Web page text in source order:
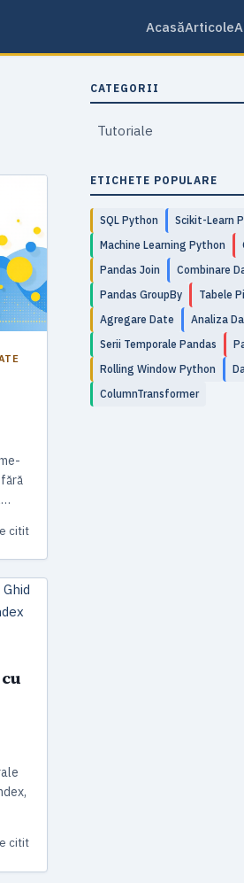
AcasăArticole
citit
citit
CATEGORII
Tutoriale
ETICHETE POPULARE
SQL Python
Scikit-Learn
Machine Learning Python
Pandas Join
Combinare
Pandas GroupBy
Tabele
Agregare Date
Analiza
Serii Temporale Pandas
Rolling Window Python
ColumnTransformer